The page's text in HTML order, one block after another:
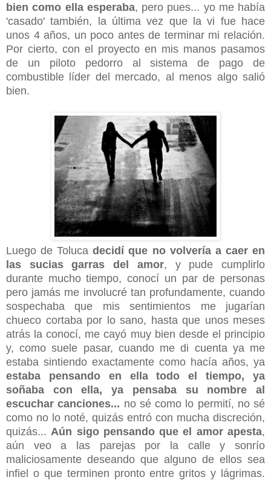
bien como ella esperaba, pero pues... yo me había
'casado' también, la última vez que la vi fue hace
unos 4 años, un poco antes de terminar mi relación.
Por cierto, con el proyecto en mis manos pasamos
de un piloto pedorro al sistema de pago de
combustible líder del mercado, al menos algo salió
bien.
Luego de Tolucadecidí que no volvería a caer en
las sucias garras del amor, y pude cumplirlo
durante mucho tiempo, conocí un par de personas
pero jamás me involucré tan profundamente, cuando
sospechaba que mis sentimientos me jugarían
chueco cortaba por lo sano, hasta que unos meses
atrás la conocí, me cayó muy bien desde el principio
y, como suele pasar, cuando me di cuenta ya me
estaba sintiendo exactamente como hacía años, ya
estaba pensando en ella todo el tiempo, ya
soñaba con ella, ya pensaba su nombre al
escuchar canciones... no sé como lo permití, no sé
como no lo noté, quizás entró con mucha discreción,
quizás... Aún sigo pensando que el amor apesta,
aún veo a las parejas por la calle y sonrío
maliciosamente deseando que alguno de ellos sea
infiel o que terminen pronto entre gritos y lágrimas.